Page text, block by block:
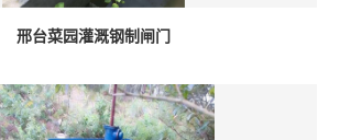
邢台菜园灌溉钢制闸门